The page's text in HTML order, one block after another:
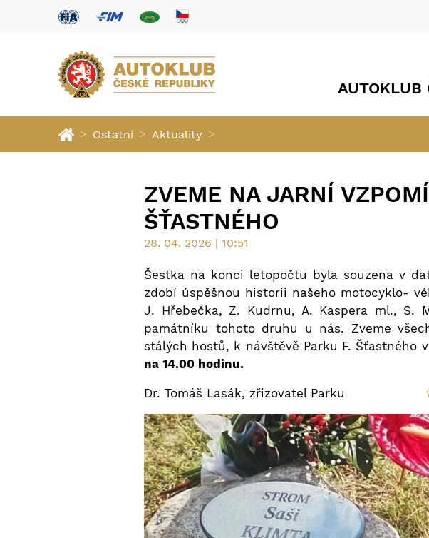
AUTOKLUB
> Ostatní > Aktuality >
ZVEME NA JARNÍ
ŠŤASTNÉHO
28. 04. 2026 | 10:51
Šestka na konci letopočtu byla souzena v
zdobí úspěšnou historii našeho motocyklo-
J. Hřebečka, Z. Kudrnu, A. Kaspera ml., S.
památníku tohoto druhu u nás. Zveme
stálých hostů, k návštěvě Parku F. Šťastného
na 14.00 hodinu.
Dr. Tomáš Lasák, zřizovatel Parku